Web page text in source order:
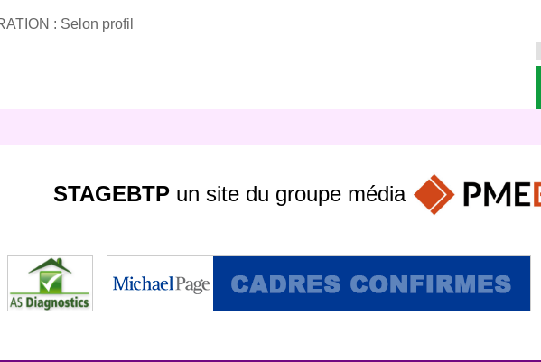
: Selon profil
STAGEBTP un site du groupe média